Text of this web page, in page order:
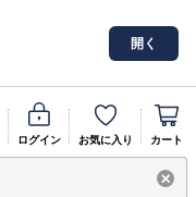
開く
ログイン お気に入り カート